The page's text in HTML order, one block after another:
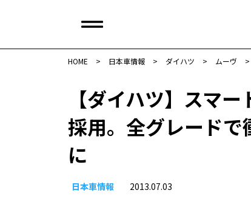
HOME > 日本車情報​ > ダイハツ > ムーヴ >
【ダイハツ】スマ
採用。全グレード
に
日本車情報​ 2013.07.03